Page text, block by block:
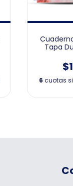
Tapa
6 cuotas